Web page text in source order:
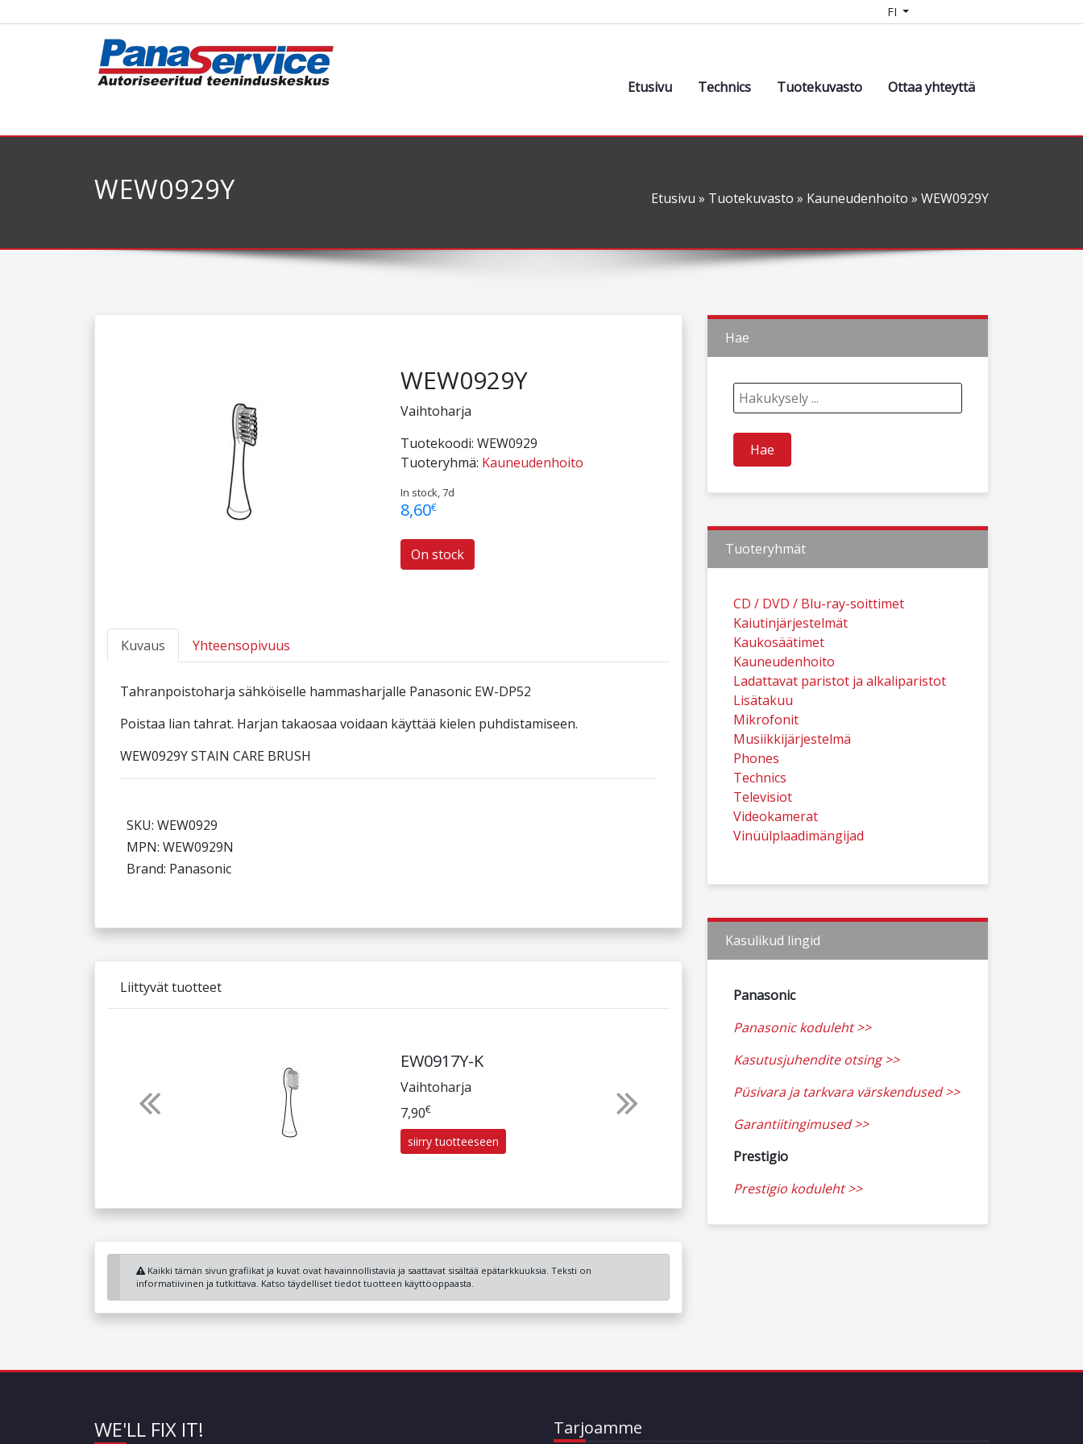
FI
Etusivu Technics Tuotekuvasto Ottaa yhteyttä
WEW0929Y Etusivu » Tuotekuvasto » Kauneudenhoito » WEW0929Y
WEW0929Y
Vaihtoharja
Tuotekoodi: WEW0929
Tuoteryhmä: Kauneudenhoito
In stock, 7d
8,60€
On stock
Kuvaus Yhteensopivuus
Tahranpoistoharja sähköiselle hammasharjalle Panasonic EW-DP52
Poistaa lian tahrat. Harjan takaosaa voidaan käyttää kielen puhdistamiseen.
WEW0929Y STAIN CARE BRUSH
SKU: WEW0929
MPN: WEW0929N
Brand: Panasonic
Liittyvät tuotteet
EW0917Y-K
Vaihtoharja
7,90€
siirry tuotteeseen
Previous Next
Kaikki tämän sivun grafiikat ja kuvat ovat havainnollistavia ja saattavat sisältää epätarkkuuksia. Teksti on
informatiivinen ja tutkittava. Katso täydelliset tiedot tuotteen käyttöoppaasta.
Hae
Tuoteryhmät
CD / DVD / Blu-ray-soittimet
Kaiutinjärjestelmät
Kaukosäätimet
Kauneudenhoito
Ladattavat paristot ja alkaliparistot
Lisätakuu
Mikrofonit
Musiikkijärjestelmä
Phones
Technics
Televisiot
Videokamerat
Vinüülplaadimängijad
Kasulikud lingid
Panasonic
Panasonic koduleht >>
Kasutusjuhendite otsing >>
Püsivara ja tarkvara värskendused >>
Garantiitingimused >>
Prestigio
Prestigio koduleht >>
WE'LL FIX IT! Tarjoamme